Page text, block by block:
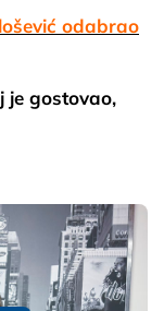
odabrao
je gostovao,